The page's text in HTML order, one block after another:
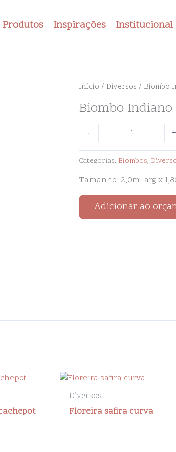
Produtos Inspirações Institucional
Início / Diversos / Biombo
Biombo Indiano
-
Biombo
quantidade
+
Categorias: Biombos,
Tamanho: 2,0m larg x
Adicionar ao
Diversos
Floreira safira curva